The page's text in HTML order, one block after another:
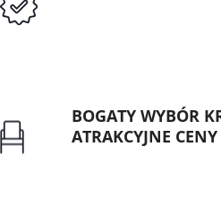
BOGATY WYBÓR
ATRAKCYJNE CENY